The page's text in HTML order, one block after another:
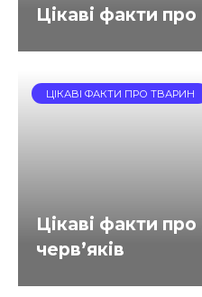
Цікаві факти про
ЦІКАВІ ФАКТИ ПРО ТВАРИН
Цікаві факти
черв’яків